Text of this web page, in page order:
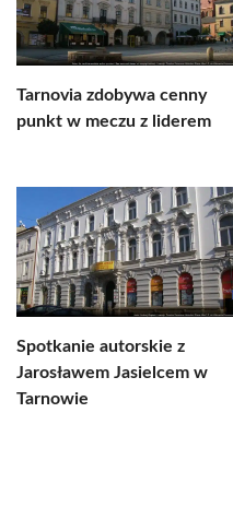
Tarnovia zdobywa cenny
punkt w meczu z liderem
Spotkanie autorskie z
Jarosławem Jasielcem w
Tarnowie